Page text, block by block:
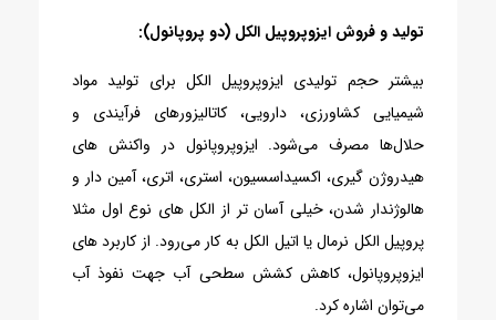
تولید و فروش ایزوپروپیل الکل (دو پروپانول):
بیشتر حجم تولیدی ایزوپروپیل الکل برای تولید مواد
شیمیایی کشاورزی، دارویی، کاتالیزورهای فرآیندی و
حلال‌ها مصرف می‌شود. ایزوپروپانول در واکنش های
هیدروژن گیری، اکسیداسسیون، استری، اتری، آمین دار و
هالوژندار شدن، خیلی آسان تر از الکل های نوع اول مثلا
پروپیل الکل نرمال یا اتیل الکل به کار می‌رود. از کاربرد های
ایزوپروپانول، کاهش کشش سطحی آب جهت نفوذ آب
می‌توان اشاره کرد.